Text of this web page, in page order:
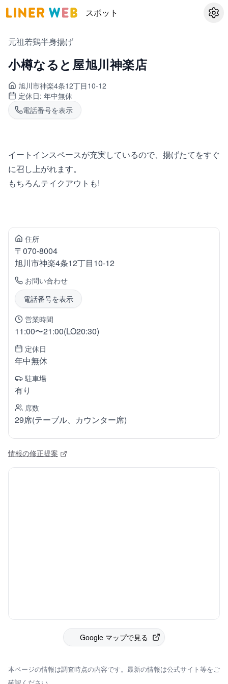
スポット 設定
元祖若鶏半身揚げ
小樽なると屋旭川神楽店
旭川市神楽4条12丁目10-12
定休日: 年中無休
電話番号を表示
イートインスペースが充実しているので、揚げたてをすぐ
に召し上がれます。
もちろんテイクアウトも!
住所
〒070-8004
旭川市神楽4条12丁目10-12
お問い合わせ
電話番号を表示
営業時間
11:00〜21:00(LO20:30)
定休日
年中無休
駐車場
有り
席数
29席(テーブル、カウンター席)
情報の修正提案
Google マップで見る
本ページの情報は調査時点の内容です。最新の情報は公式サイト等をご